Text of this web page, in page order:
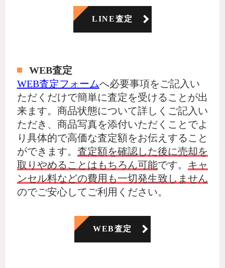
LINE査定
WEB査定
WEB査定フォームへ必要事項をご記入い
ただくだけで簡単に査定を受けることが出
来ます。商品状態について詳しくご記入い
ただき、商品写真を添付いただくことでよ
り具体的で高価な査定額をお伝えすること
ができます。 査定額を確認した後に売却を
取りやめることはもちろん可能です。
キャ
ンセル料などの費用も一切発生致しません
のでご安心してご利用ください。
WEB査定